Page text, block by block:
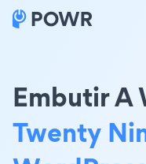
Embutir A
Twenty